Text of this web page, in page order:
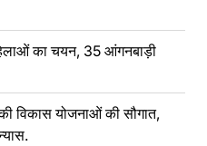
का चयन, 35 आंगनबाड़ी
विकास योजनाओं की सौगात,